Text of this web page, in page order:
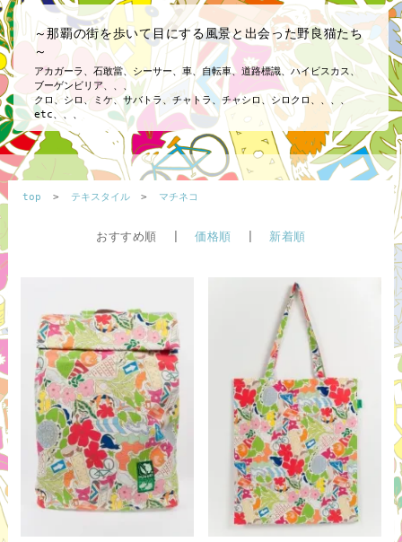
～那覇の街を歩いて目にする風景と出会った野良猫たち
～
アカガーラ、石敢當、シーサー、車、自転車、道路標識、ハイビスカス、
ブーゲンビリア、、、
クロ、シロ、ミケ、サバトラ、チャトラ、チャシロ、シロクロ、、、、
etc、、、
top > テキスタイル > マチネコ
おすすめ順 |価格順 新着順